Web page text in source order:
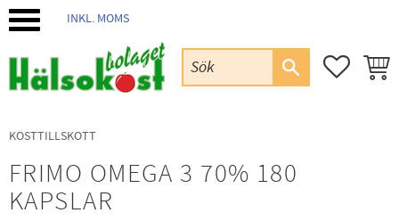
INKL. MOMS
KOSTTILLSKOTT
FRIMO OMEGA 3 70% 180
KAPSLAR